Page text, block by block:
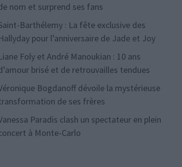
nom et surprend ses fans
Barthélemy : La fête exclusive des
pour l’anniversaire de Jade et Joy
Foly et André Manoukian : 10 ans
brisé et de retrouvailles tendues
Bogdanoff dévoile la mystérieuse
de ses frères
Paradis clash un spectateur en plein
à Monte-Carlo